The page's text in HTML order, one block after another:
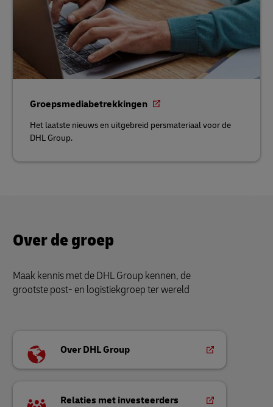
Groepsmediabetrekkingen
Het laatste nieuws en uitgebreid persmateriaal voor de
DHL Group.
Over de groep
Maak kennis met de DHL Group kennen, de
grootste post- en logistiekgroep ter wereld
Over DHL Group
Relaties met investeerders